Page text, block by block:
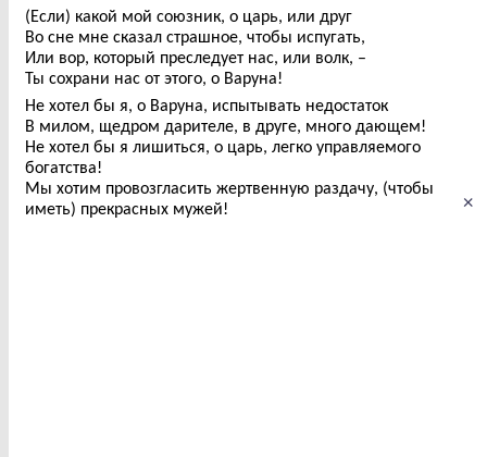
×
(Если) какой мой союзник, о царь, или друг
Во сне мне сказал страшное, чтобы испугать,
Или вор, который преследует нас, или волк, –
Ты сохрани нас от этого, о Варуна!
Не хотел бы я, о Варуна, испытывать недостаток
В милом, щедром дарителе, в друге, много дающем!
Не хотел бы я лишиться, о царь, легко управляемого
богатства!
Мы хотим провозгласить жертвенную раздачу, (чтобы
иметь) прекрасных мужей!